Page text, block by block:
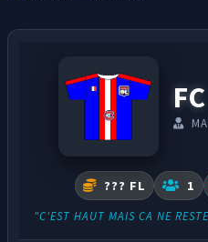
??? FL 1
"C'EST HAUT MAIS CA NE